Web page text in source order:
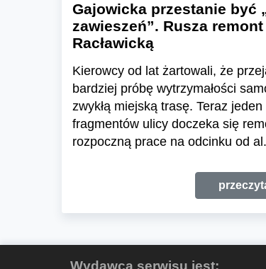
Gajowicka przestanie być
zawieszeń”. Rusza
Racławicką
Kierowcy od lat żartowali, że
bardziej próbę wytrzymałości
zwykłą miejską trasę. Teraz
fragmentów ulicy doczeka się
rozpoczną prace na odcinku od
Wydawcą serwisu jest: